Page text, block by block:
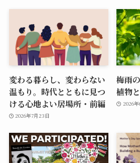
変わる暮らし、変わらない
温もり。時代とともに見つ
ける心地よい居場所・前編
2026年7月23日
梅雨
植物
2026